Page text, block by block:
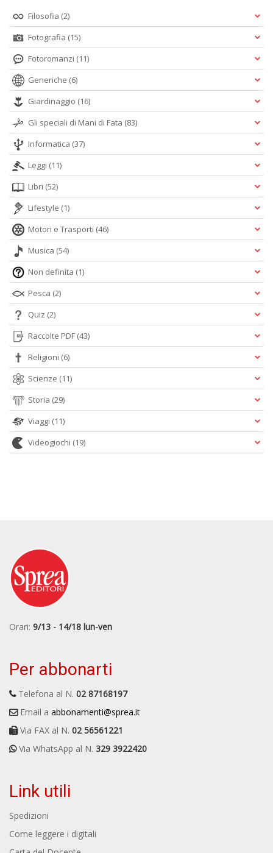
Filosofia (2)
Fotografia (15)
Fotoromanzi (11)
Generiche (6)
Giardinaggio (16)
Gli speciali di Mani di Fata (83)
Informatica (37)
Leggi (11)
Libri (52)
Lifestyle (1)
Motori e Trasporti (46)
Musica (54)
Non definita (1)
Pesca (2)
Quiz (2)
Raccolte PDF (43)
Religioni (6)
Scienze (11)
Storia (29)
Viaggi (11)
Videogiochi (19)
Orari: 9/13 - 14/18 lun-ven
Per abbonarti
Telefona al N. 02 87168197
Email a abbonamenti@sprea.it
Via FAX al N. 02 56561221
Via WhatsApp al N. 329 3922420
Link utili
Spedizioni
Come leggere i digitali